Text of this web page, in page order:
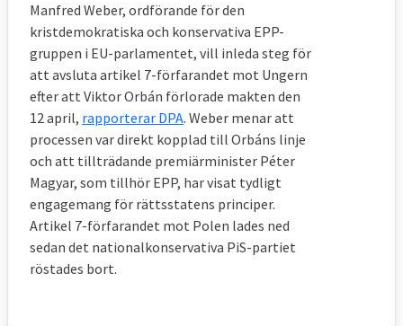
Manfred Weber, ordförande för den
kristdemokratiska och konservativa EPP-
gruppen i EU-parlamentet, vill inleda steg för
att avsluta artikel 7-förfarandet mot Ungern
efter att Viktor Orbán förlorade makten den
12 april, rapporterar DPA. Weber menar att
processen var direkt kopplad till Orbáns linje
och att tillträdande premiärminister Péter
Magyar, som tillhör EPP, har visat tydligt
engagemang för rättsstatens principer.
Artikel 7-förfarandet mot Polen lades ned
sedan det nationalkonservativa PiS-partiet
röstades bort.